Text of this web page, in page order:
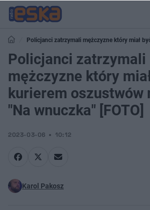
Policjanci zatrzymali mężczyzne który miał
metodą "Na wnuczka" [FOTO]
Policjanci zatrzymali
mężczyzne który
kurierem oszustwów
"Na wnuczka" [FOTO]
2023-03-06 10:12
Karol Pakosz